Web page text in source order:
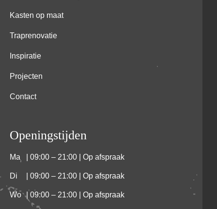
Kasten op maat
Traprenovatie
Inspiratie
Projecten
Contact
Openingstijden
Ma | 09:00 – 21:00 | Op afspraak
Di | 09:00 – 21:00 | Op afspraak
Wo | 09:00 – 21:00 | Op afspraak